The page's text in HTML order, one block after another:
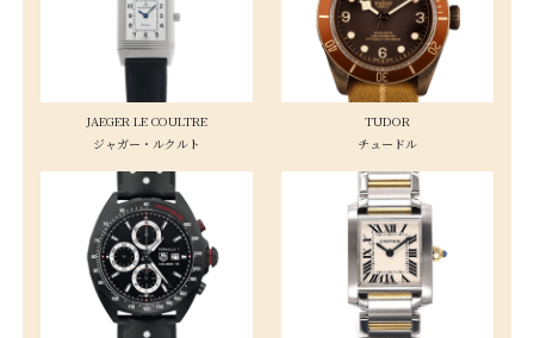
JAEGER LE COULTRE
ジャガー・ルクルト
TUDOR
チュードル